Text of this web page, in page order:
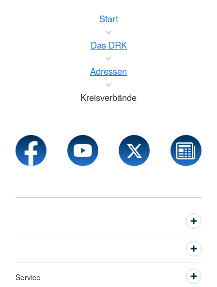
Start
Das DRK
Adressen
Kreisverbände
Service